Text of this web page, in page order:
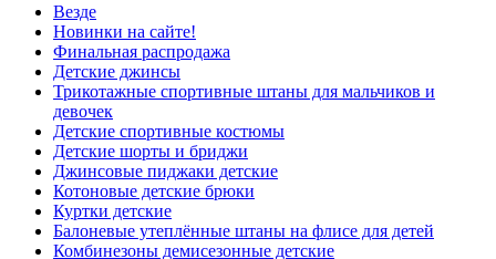
Везде
Новинки на сайте!
Финальная распродажа
Детские джинсы
Трикотажные спортивные штаны для мальчиков и
девочек
Детские спортивные костюмы
Детские шорты и бриджи
Джинсовые пиджаки детские
Котоновые детские брюки
Куртки детские
Балоневые утеплённые штаны на флисе для детей
Комбинезоны демисезонные детские